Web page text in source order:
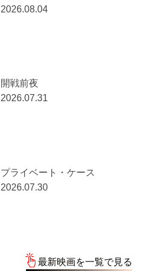
2026.08.04
開戦前夜
2026.07.31
プライベート・ケース
2026.07.30
最新映画を一覧で見る